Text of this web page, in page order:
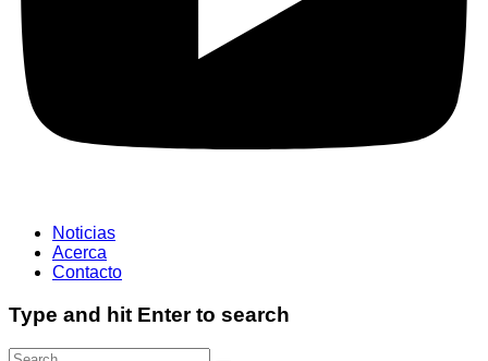
Noticias
Acerca
Contacto
Type and hit Enter to search